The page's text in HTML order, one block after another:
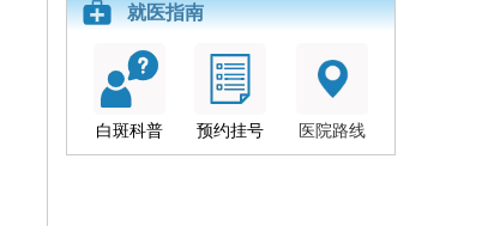
就医指南
白斑科普 预约挂号 医院路线